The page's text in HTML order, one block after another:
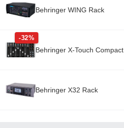
Behringer WING Rack
-32%
Behringer X-Touch Compact
Behringer X32 Rack